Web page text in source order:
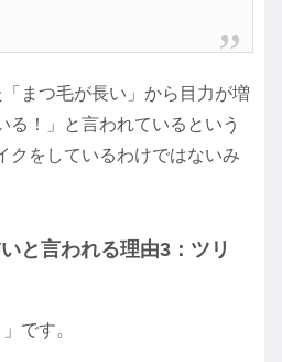
まつ毛が長い」から目力が増
る！」と言われているという
クをしているわけではないみ
と言われる理由3：ツリ
です。